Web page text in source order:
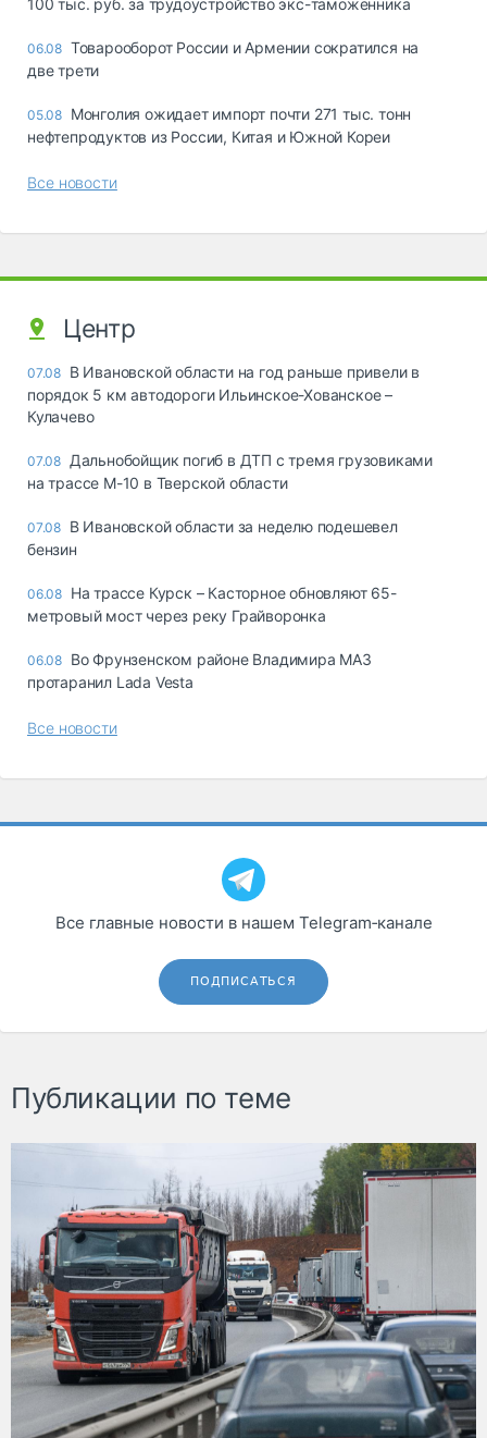
100 тыс. руб. за трудоустройство экс-таможенника
06.08 Товарооборот России и Армении сократился на
две трети
05.08 Монголия ожидает импорт почти 271 тыс. тонн
нефтепродуктов из России, Китая и Южной Кореи
Все новости
Центр
07.08 В Ивановской области на год раньше привели в
порядок 5 км автодороги Ильинское-Хованское –
Кулачево
07.08 Дальнобойщик погиб в ДТП с тремя грузовиками
на трассе М-10 в Тверской области
07.08 В Ивановской области за неделю подешевел
бензин
06.08 На трассе Курск – Касторное обновляют 65-
метровый мост через реку Грайворонка
06.08 Во Фрунзенском районе Владимира МАЗ
протаранил Lada Vesta
Все новости
Все главные новости в нашем Telegram‑канале
ПОДПИСАТЬСЯ
Публикации по теме